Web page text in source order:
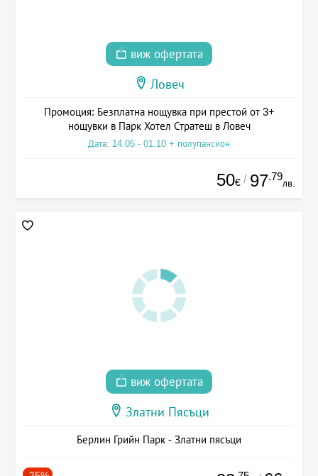
виж офертата
Ловеч
Промоция: Безплатна нощувка при престой от 3+
нощувки в Парк Хотел Стратеш в Ловеч
Дата: 14.05 - 01.10 + полупансион
50€ / 97.79
лв.
виж офертата
Златни Пясъци
Берлин Грийн Парк - Златни пясъци